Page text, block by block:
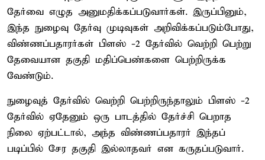
தேர்வை எழுத அனுமதிக்கப்படுவார்கள். இருப்பினும்,
இந்த நுழைவு தேர்வு முடிவுகள் அறிவிக்கப்படும்போது,
விண்ணப்பதாரர்கள் பிளஸ் -2 தேர்வில் வெற்றி பெற்று
தேவையான தகுதி மதிப்பெண்களை பெற்றிருக்க
வேண்டும்.
நுழைவுத் தேர்வில் வெற்றி பெற்றிருந்தாலும் பிளஸ் -2
தேர்வில் ஏதேனும் ஒரு பாடத்தில் தேர்ச்சி பெறாத
நிலை ஏற்பட்டால், அந்த விண்ணப்பதாரர் இந்தப்
படிப்பில் சேர தகுதி இல்லாதவர் என கருதப்படுவார்.